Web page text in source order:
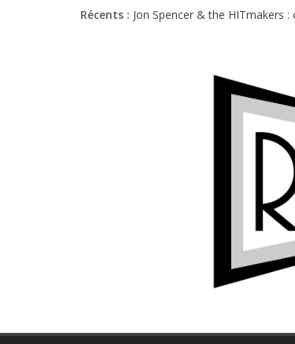
Récents : Jon Spencer & the HITmakers
Charlie Puth à l’Olympia : la